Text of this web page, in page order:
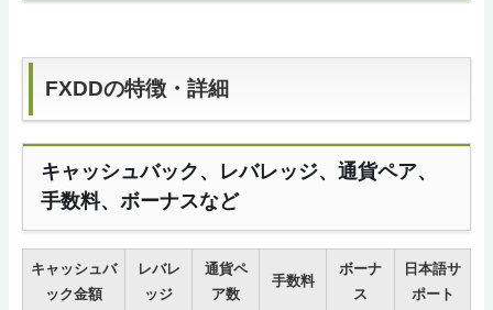
FXDDの特徴・詳細
キャッシュバック、レバレッジ、通貨ペア、
手数料、ボーナスなど
キャッシュバ
ック金額
レバレ
ッジ
通貨ペ
ア数
手数料
ボーナ
ス
日本語サ
ポート